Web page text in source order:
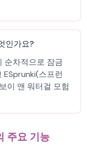
인가요?
순차적으로 잠금
ESprunki(스프런
이 앤 워터걸 모험
주요 기능